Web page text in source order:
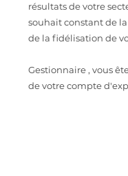
résultats de votre
souhait constant de
de la fidélisation de
Gestionnaire , vous
de votre compte